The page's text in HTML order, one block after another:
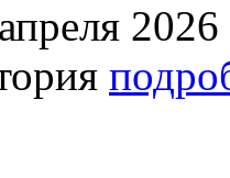
2026